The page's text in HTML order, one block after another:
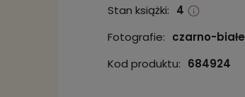
Stan książki: 4
Fotografie: czarno-białe
Kod produktu: 684924